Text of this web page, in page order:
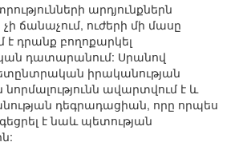
արդյունքներն
չի ճանաչում, ուժերի մի մասը
դրանք բողոքարկել
դատարանում: Սրանով
իրականության
ավարտվում է և
դեգրադացիան, որը որպես
է նաև պետության